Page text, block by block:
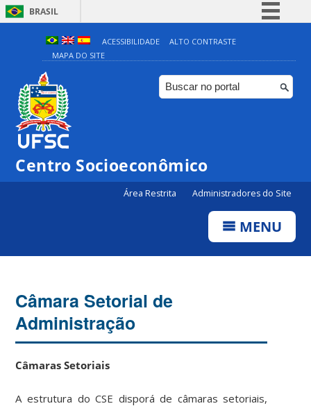
BRASIL
Simplifique!
Comunica BR
Participe
ACESSIBILIDADE
ALTO CONTRASTE
MAPA DO SITE
Centro Socioeconômico
Área Restrita Administradores do Site
MENU
Câmara Setorial de
Administração
Câmaras Setoriais
A estrutura do CSE disporá de câmaras setoriais,